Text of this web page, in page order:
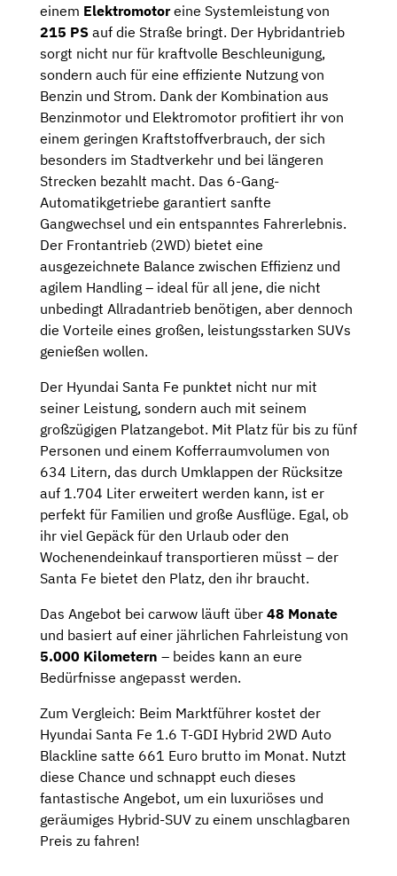
einem Elektromotoreine Systemleistung von
215 PS auf die Straße bringt. Der Hybridantrieb
sorgt nicht nur für kraftvolle Beschleunigung,
sondern auch für eine effiziente Nutzung von
Benzin und Strom. Dank der Kombination aus
Benzinmotor und Elektromotor profitiert ihr von
einem geringen Kraftstoffverbrauch, der sich
besonders im Stadtverkehr und bei längeren
Strecken bezahlt macht. Das 6-Gang-
Automatikgetriebe garantiert sanfte
Gangwechsel und ein entspanntes Fahrerlebnis.
Der Frontantrieb (2WD) bietet eine
ausgezeichnete Balance zwischen Effizienz und
agilem Handling – ideal für all jene, die nicht
unbedingt Allradantrieb benötigen, aber dennoch
die Vorteile eines großen, leistungsstarken SUVs
genießen wollen.
Der Hyundai Santa Fe punktet nicht nur mit
seiner Leistung, sondern auch mit seinem
großzügigen Platzangebot. Mit Platz für bis zu fünf
Personen und einem Kofferraumvolumen von
634 Litern, das durch Umklappen der Rücksitze
auf 1.704 Liter erweitert werden kann, ist er
perfekt für Familien und große Ausflüge. Egal, ob
ihr viel Gepäck für den Urlaub oder den
Wochenendeinkauf transportieren müsst – der
Santa Fe bietet den Platz, den ihr braucht.
Das Angebot bei carwow läuft über 48 Monate
und basiert auf einer jährlichen Fahrleistung von
5.000 Kilometern – beides kann an eure
Bedürfnisse angepasst werden.
Zum Vergleich: Beim Marktführer kostet der
Hyundai Santa Fe 1.6 T-GDI Hybrid 2WD Auto
Blackline satte 661 Euro brutto im Monat. Nutzt
diese Chance und schnappt euch dieses
fantastische Angebot, um ein luxuriöses und
geräumiges Hybrid-SUV zu einem unschlagbaren
Preis zu fahren!